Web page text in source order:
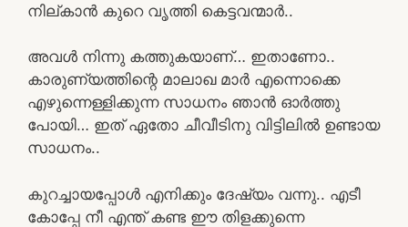
നില്കാൻ കുറെ വൃത്തി കെട്ടവന്മാർ..
അവൾ നിന്നു കത്തുകയാണ്… ഇതാണോ..
കാരുണ്യത്തിന്റെ മാലാഖ മാർ എന്നൊക്കെ
എഴുന്നെള്ളിക്കുന്ന സാധനം ഞാൻ ഓർത്തു
പോയി… ഇത് ഏതോ ചീവീടിനു വിട്ടിലിൽ ഉണ്ടായ
സാധനം..
കുറച്ചായപ്പോൾ എനിക്കും ദേഷ്യം വന്നു.. എടീ
കോപ്പേ നീ എന്ത് കണ്ട ഈ തിളക്കുന്നെ